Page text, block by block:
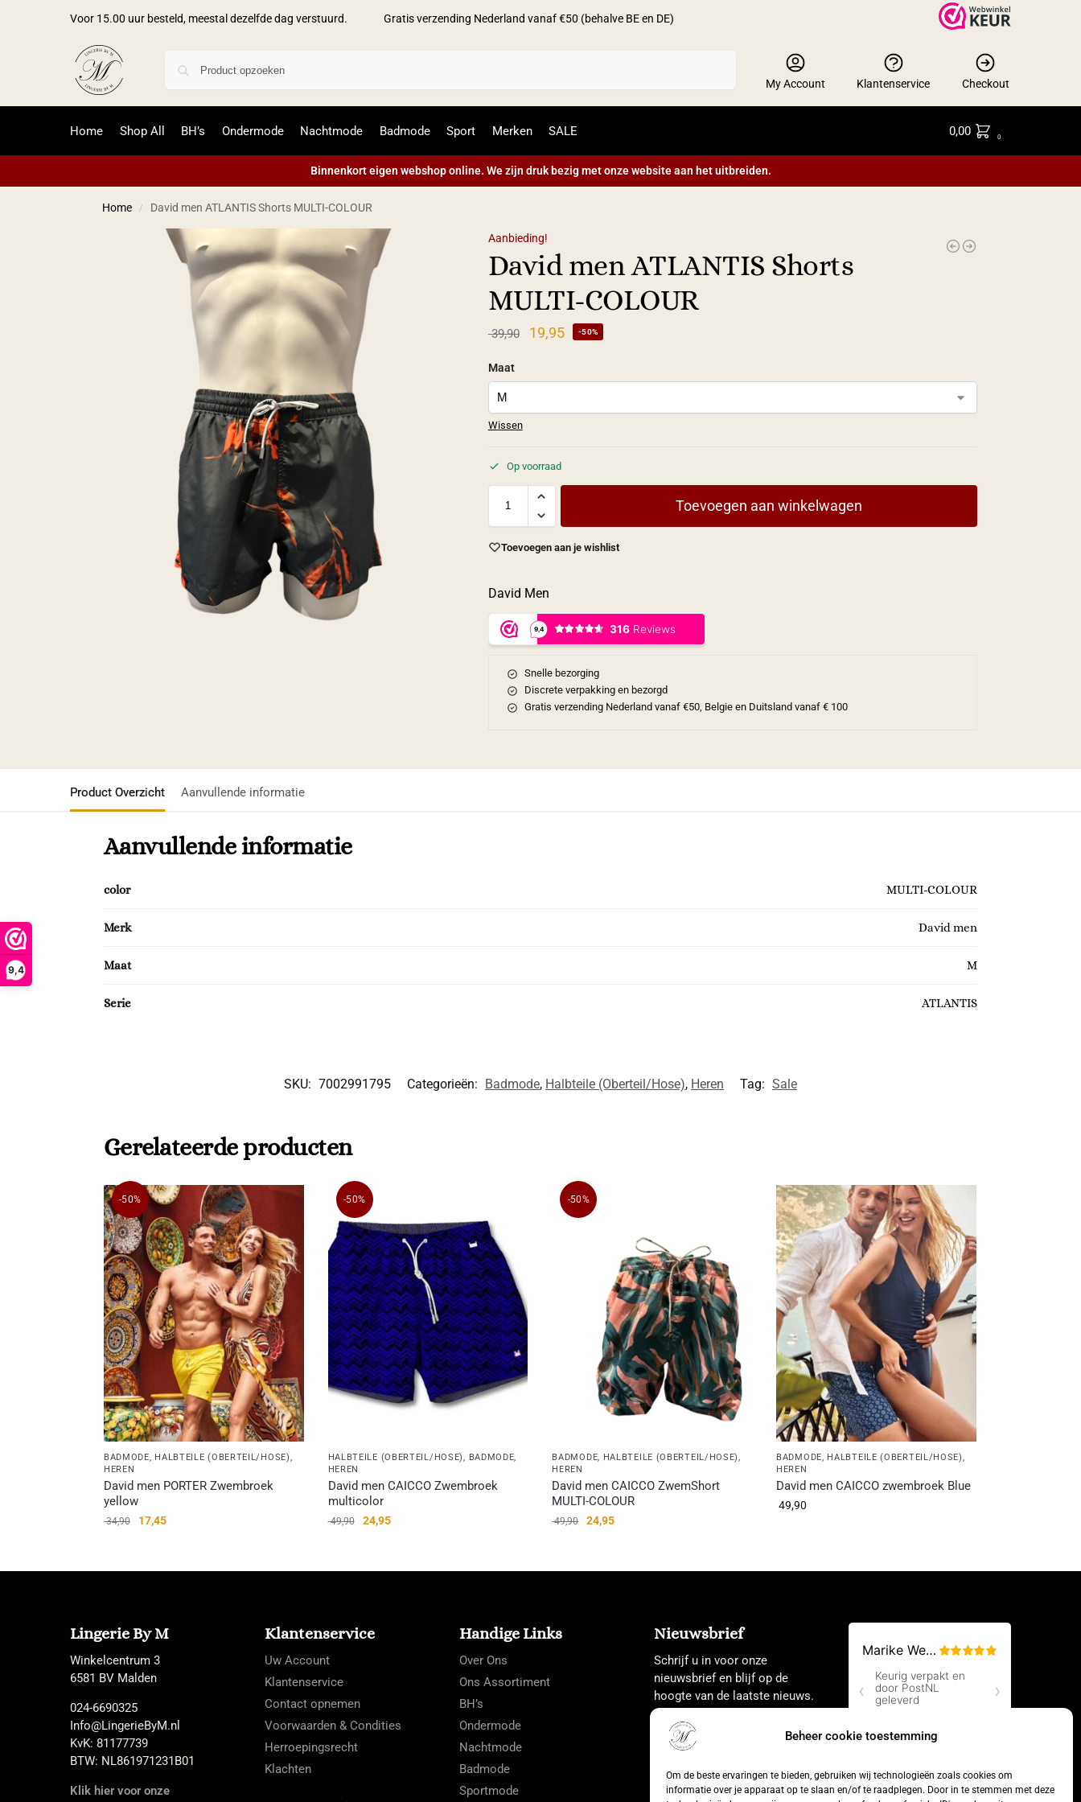
9,4
Beheer cookie toestemming
Om de beste ervaringen te bieden, gebruiken wij technologieën zoals cookies om
informatie over je apparaat op te slaan en/of te raadplegen. Door in te stemmen met deze
Voor 15.00 uur besteld, meestal dezelfde dag verstuurd. Gratis verzending Nederland vanaf €50 (behalve BE en DE)
My Account Klantenservice Checkout
Home Shop All BH’s Ondermode Nachtmode Badmode Sport Merken SALE 0,00 0
Binnenkort eigen webshop online. We zijn druk bezig met onze website aan het uitbreiden.
Home / David men ATLANTIS Shorts MULTI-COLOUR
Aanbieding!
David men ATLANTIS Shorts
MULTI-COLOUR
39,90 19,95 -50%
Maat
Wissen
Op voorraad
Toevoegen aan winkelwagen
Toevoegen aan je wishlist
David Men
Snelle bezorging
Discrete verpakking en bezorgd
Gratis verzending Nederland vanaf €50, Belgie en Duitsland vanaf € 100
Product Overzicht Aanvullende informatie
Aanvullende informatie
color MULTI-COLOUR
Merk David men
Maat M
Serie ATLANTIS
SKU: 7002991795 Categorieën: Badmode, Halbteile (Oberteil/Hose), Heren Tag: Sale
Gerelateerde producten
-50%
BADMODE HALBTEILE (OBERTEIL/HOSE)
HEREN
David men PORTER Zwembroek
yellow
34,90 17,45
-50%
HALBTEILE (OBERTEIL/HOSE) BADMODE
HEREN
David men CAICCO Zwembroek
multicolor
49,90 24,95
-50%
BADMODE HALBTEILE (OBERTEIL/HOSE)
HEREN
David men CAICCO ZwemShort
MULTI-COLOUR
49,90 24,95
BADMODE HALBTEILE (OBERTEIL/HOSE)
HEREN
David men CAICCO zwembroek Blue
49,90
Lingerie By M
Winkelcentrum 3
6581 BV Malden
024-6690325
Info@LingerieByM.nl
KvK: 81177739
BTW: NL861971231B01
Klik hier voor onze
Klantenservice
Uw Account
Klantenservice
Contact opnemen
Voorwaarden & Condities
Herroepingsrecht
Klachten
Handige Links
Over Ons
Ons Assortiment
BH’s
Ondermode
Nachtmode
Badmode
Sportmode
Nieuwsbrief
Schrijf u in voor onze
nieuwsbrief en blijf op de
hoogte van de laatste nieuws.